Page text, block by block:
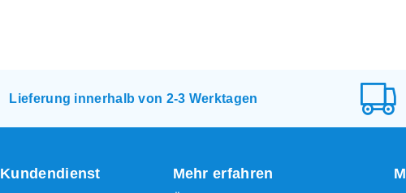
Lieferung innerhalb von 2-3 Werktagen
Kundendienst Mehr erfahren